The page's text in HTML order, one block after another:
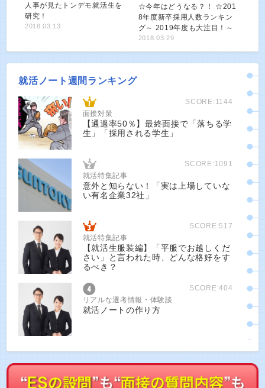
人事が見たトンデモ就活生を
研究！
2018.03.13
☆今年はどうなる？！ ☆201
8年度新卒採用人数ランキン
グ～ 2019年度も大注目！～
2018.03.29
就活ノート週間ランキング
SCORE:1144
面接対策
【通過率50％】最終面接で「落ちる学
生」「採用される学生」
SCORE:1091
就活特集記事
意外と知らない！「実は上場していな
い有名企業32社」
SCORE:517
就活特集記事
【就活生服装編】「平服でお越しくだ
さい」と言われた時、どんな格好をす
るべき？
SCORE:404
リアルな選考情報・体験談
就活ノートの作り方